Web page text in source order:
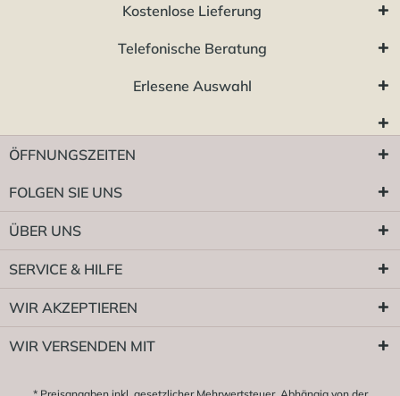
Kostenlose Lieferung
Telefonische Beratung
Erlesene Auswahl
ÖFFNUNGSZEITEN
FOLGEN SIE UNS
ÜBER UNS
SERVICE & HILFE
WIR AKZEPTIEREN
WIR VERSENDEN MIT